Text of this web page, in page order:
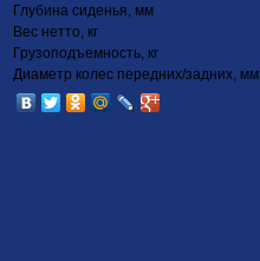
Глубина сиденья, мм
Вес нетто, кг
Грузоподъемность, кг
Диаметр колес передних/задних, мм